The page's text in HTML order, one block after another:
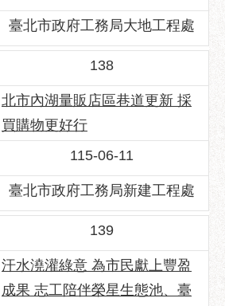
臺北市政府工務局大地工程處
138
北市內湖量販店區巷道更新 採
買購物更好行
115-06-11
臺北市政府工務局新建工程處
139
汗水澆灌綠意 為市民獻上豐盈
成果 志工陪伴榮星生態池、臺